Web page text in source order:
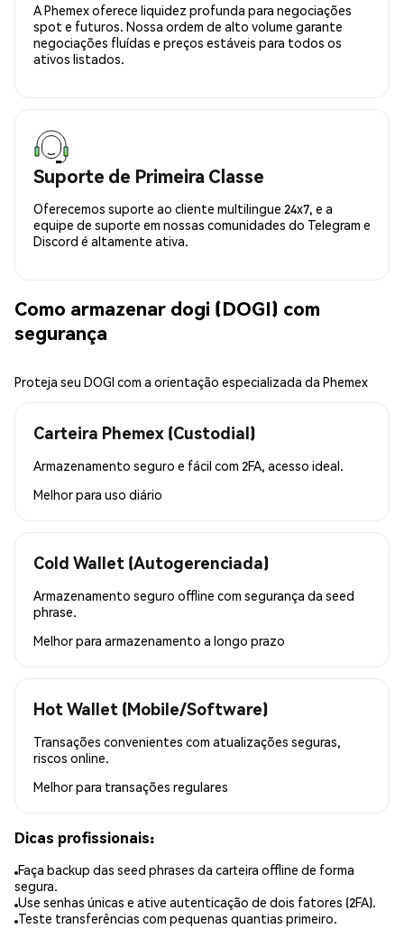
A Phemex oferece liquidez profunda para negociações
spot e futuros. Nossa ordem de alto volume garante
negociações fluídas e preços estáveis para todos os
ativos listados.
Suporte de Primeira Classe
Oferecemos suporte ao cliente multilingue 24x7, e a
equipe de suporte em nossas comunidades do Telegram e
Discord é altamente ativa.
Como armazenar dogi (DOGI) com
segurança
Proteja seu DOGI com a orientação especializada da Phemex
Carteira Phemex (Custodial)
Armazenamento seguro e fácil com 2FA, acesso ideal.
Melhor para uso diário
Cold Wallet (Autogerenciada)
Armazenamento seguro offline com segurança da seed
phrase.
Melhor para armazenamento a longo prazo
Hot Wallet (Mobile/Software)
Transações convenientes com atualizações seguras,
riscos online.
Melhor para transações regulares
Dicas profissionais:
Faça backup das seed phrases da carteira offline de forma
segura.
Use senhas únicas e ative autenticação de dois fatores (2FA).
Teste transferências com pequenas quantias primeiro.